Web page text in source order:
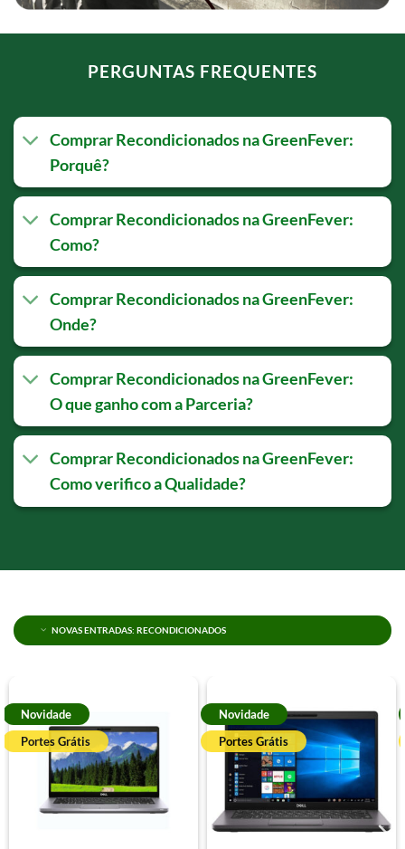
PERGUNTAS FREQUENTES
Comprar Recondicionados na GreenFever:
Porquê?
Comprar Recondicionados na GreenFever:
Como?
Comprar Recondicionados na GreenFever:
Onde?
Comprar Recondicionados na GreenFever:
O que ganho com a Parceria?
Comprar Recondicionados na GreenFever:
Como verifico a Qualidade?
NOVAS ENTRADAS: RECONDICIONADOS
Novidade
Portes Grátis
Novidade
Portes Grátis